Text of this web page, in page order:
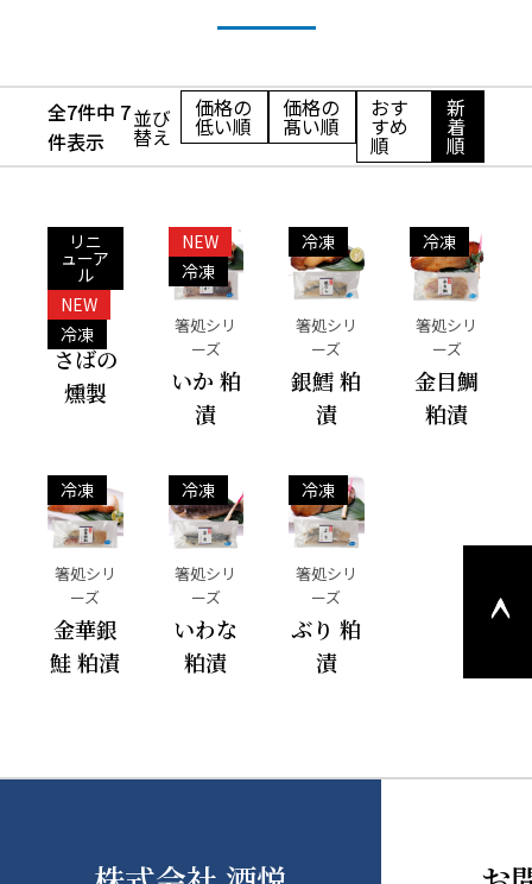
全7件中 7
件表示
並び
替え
価格の
低い順
価格の
髙い順
おす
すめ
順
新
着
順
さばの
燻製
リニ
ューア
ル
NEW
冷凍
箸処シリ
ーズ
いか 粕
漬
NEW
冷凍
箸処シリ
ーズ
銀鱈 粕
漬
冷凍
箸処シリ
ーズ
金目鯛
粕漬
冷凍
箸処シリ
ーズ
金華銀
鮭 粕漬
冷凍
箸処シリ
ーズ
いわな
粕漬
冷凍
箸処シリ
ーズ
ぶり 粕
漬
冷凍
ージの
上部へ